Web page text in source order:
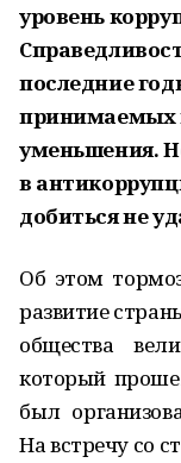
уровень
последние
принимаемых
уменьшения.
в
добиться не
Об этом
развитие
обще­ства
который
был
На встречу со